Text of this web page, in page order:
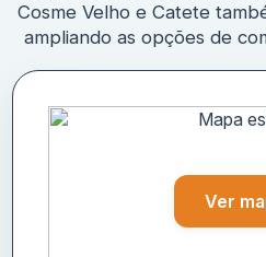
Cosme Velho e Catete
ampliando as opções de
Ver